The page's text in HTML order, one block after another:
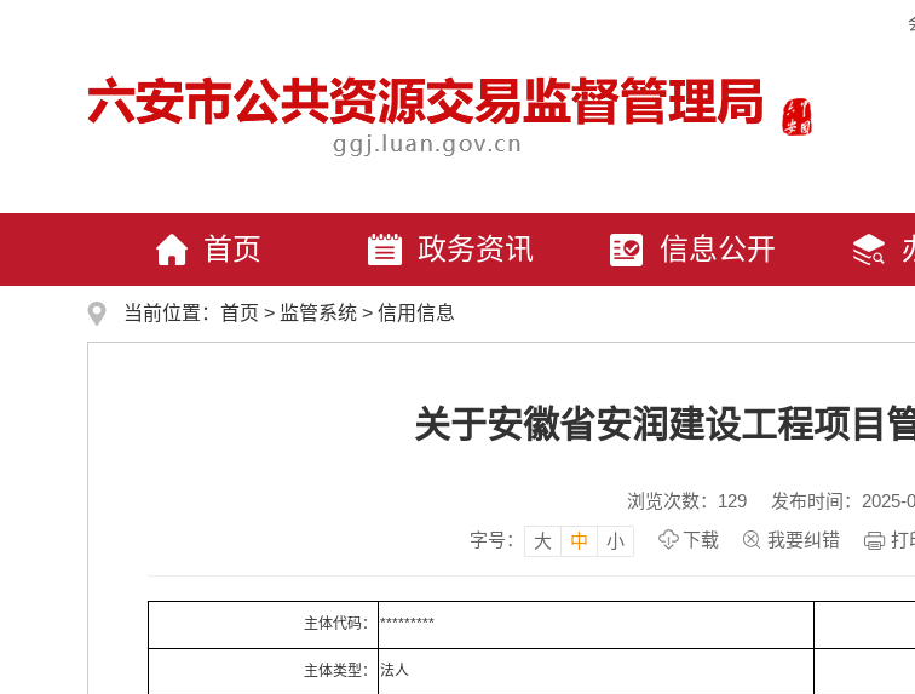
首页 政务资讯 信息公开
当前位置： 首页 > 监管系统 > 信用信息
关于安徽省安润建设工程项目
浏览次数： 129
发布时间：2025-
字号：
大 中 小 下载 我要纠错 打
主体代码： *********
主体类型： 法人